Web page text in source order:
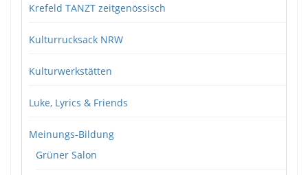
Krefeld TANZT zeitgenössisch
Kulturrucksack NRW
Kulturwerkstätten
Luke, Lyrics & Friends
Meinungs-Bildung
Grüner Salon